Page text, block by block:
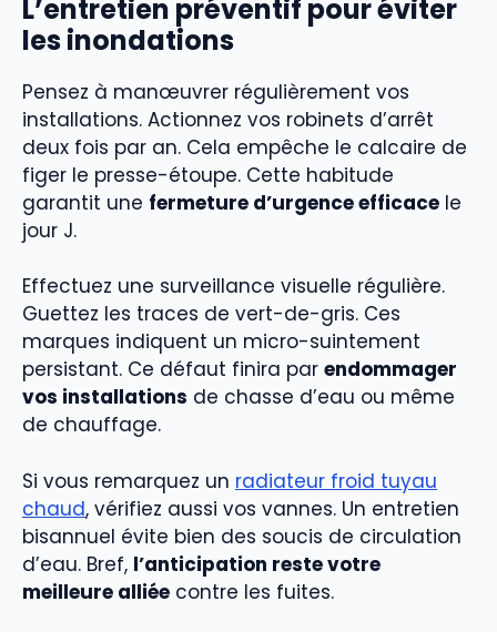
L’entretien préventif pour éviter
les inondations
Pensez à manœuvrer régulièrement vos
installations. Actionnez vos robinets d’arrêt
deux fois par an. Cela empêche le calcaire de
figer le presse-étoupe. Cette habitude
garantit une fermeture d’urgence efficace le
jour J.
Effectuez une surveillance visuelle régulière.
Guettez les traces de vert-de-gris. Ces
marques indiquent un micro-suintement
persistant. Ce défaut finira par endommager
vos installations de chasse d’eau ou même
de chauffage.
Si vous remarquez un radiateur froid tuyau
chaud, vérifiez aussi vos vannes. Un entretien
bisannuel évite bien des soucis de circulation
d’eau. Bref, l’anticipation reste votre
meilleure alliée contre les fuites.